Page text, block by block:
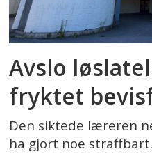
Avslo
fryktet
Den siktede læreren
ha gjort noe straffbart.